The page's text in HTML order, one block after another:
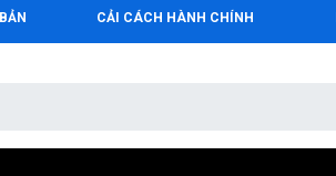
CẢI CÁCH HÀNH CHÍNH